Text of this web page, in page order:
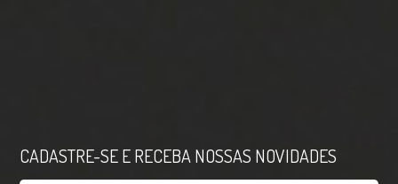
CADASTRE-SE E RECEBA NOSSAS NOVIDADES